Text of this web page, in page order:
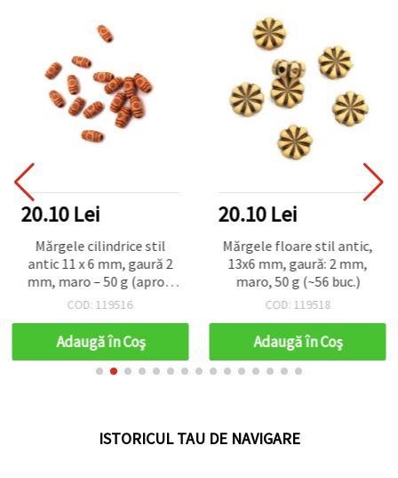
20.10 Lei
Mărgele cilindrice stil
antic 11 x 6 mm, gaură 2
mm, maro – 50 g (aprox.
195 buc.)
COD: 119516
Adaugă în Coş
20.10 Lei
Mărgele floare stil antic,
13x6 mm, gaură: 2 mm,
maro, 50 g (~56 buc.)
COD: 119518
Adaugă în Coş
ISTORICUL TAU DE NAVIGARE